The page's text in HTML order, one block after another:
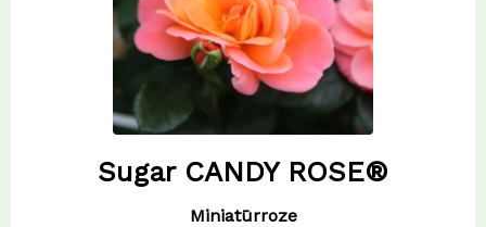
Sugar CANDY ROSE®
Miniatūrroze